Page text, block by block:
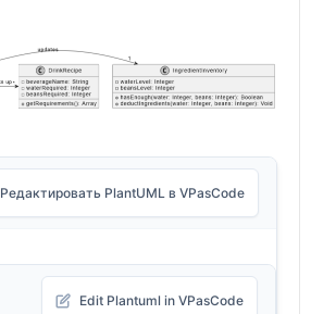
Редактировать PlantUML в VPasCode
Edit Plantuml in VPasCode